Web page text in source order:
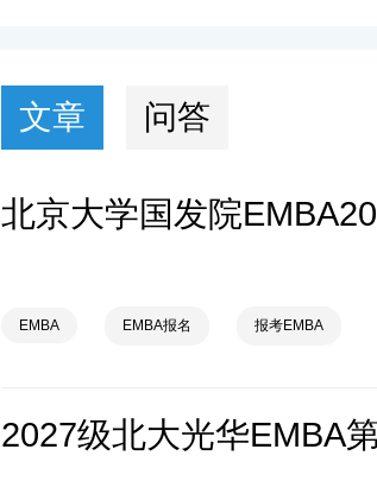
文章 问答
北京大学国发院
EMBA EMBA报名 报考EMBA
2027级北大光华EMBA